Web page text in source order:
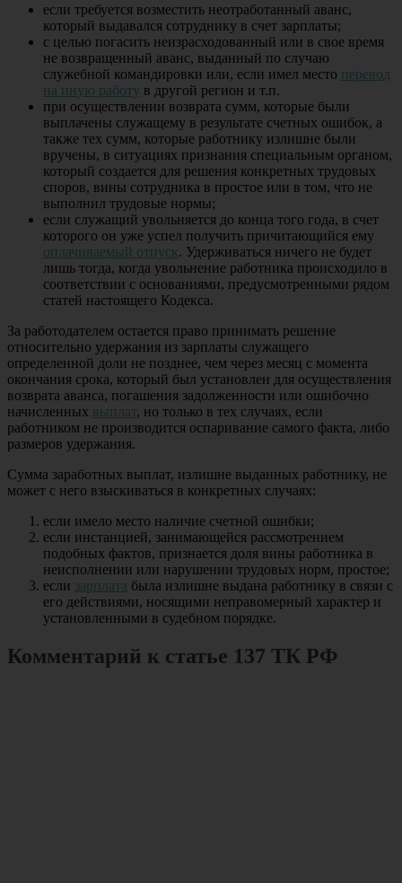
если требуется возместить неотработанный аванс,
который выдавался сотруднику в счет зарплаты;
с целью погасить неизрасходованный или в свое время
не возвращенный аванс, выданный по случаю
служебной командировки или, если имел место перевод
на иную работу в другой регион и т.п.
при осуществлении возврата сумм, которые были
выплачены служащему в результате счетных ошибок, а
также тех сумм, которые работнику излишне были
вручены, в ситуациях признания специальным органом,
который создается для решения конкретных трудовых
споров, вины сотрудника в простое или в том, что не
выполнил трудовые нормы;
если служащий увольняется до конца того года, в счет
которого он уже успел получить причитающийся ему
оплачиваемый отпуск. Удерживаться ничего не будет
лишь тогда, когда увольнение работника происходило в
соответствии с основаниями, предусмотренными рядом
статей настоящего Кодекса.
За работодателем остается право принимать решение
относительно удержания из зарплаты служащего
определенной доли не позднее, чем через месяц с момента
окончания срока, который был установлен для осуществления
возврата аванса, погашения задолженности или ошибочно
начисленных выплат, но только в тех случаях, если
работником не производится оспаривание самого факта, либо
размеров удержания.
Сумма заработных выплат, излишне выданных работнику, не
может с него взыскиваться в конкретных случаях:
если имело место наличие счетной ошибки;
если инстанцией, занимающейся рассмотрением
подобных фактов, признается доля вины работника в
неисполнении или нарушении трудовых норм, простое;
если зарплата была излишне выдана работнику в связи с
его действиями, носящими неправомерный характер и
установленными в судебном порядке.
Комментарий к статье 137 ТК РФ